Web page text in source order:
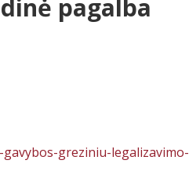
pagalba
greziniu-legalizavimo-